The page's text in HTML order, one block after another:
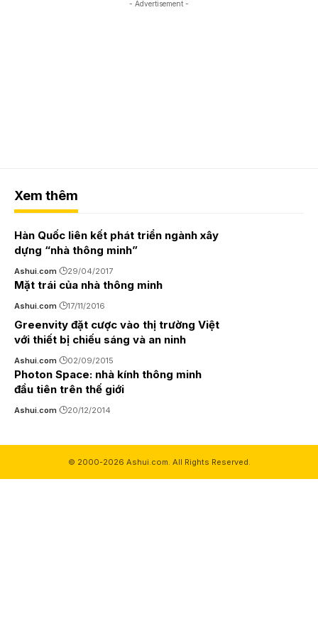
- Advertisement -
Xem thêm
Hàn Quốc liên kết phát triển ngành xây
dựng “nhà thông minh”
Ashui.com 29/04/2017
Mặt trái của nhà thông minh
Ashui.com 17/11/2016
Greenvity đặt cược vào thị trường Việt
với thiết bị chiếu sáng và an ninh
Ashui.com 02/09/2015
Photon Space: nhà kính thông minh
đầu tiên trên thế giới
Ashui.com 20/12/2014
© 2000-2026 Ashui.com. All Rights Reserved.